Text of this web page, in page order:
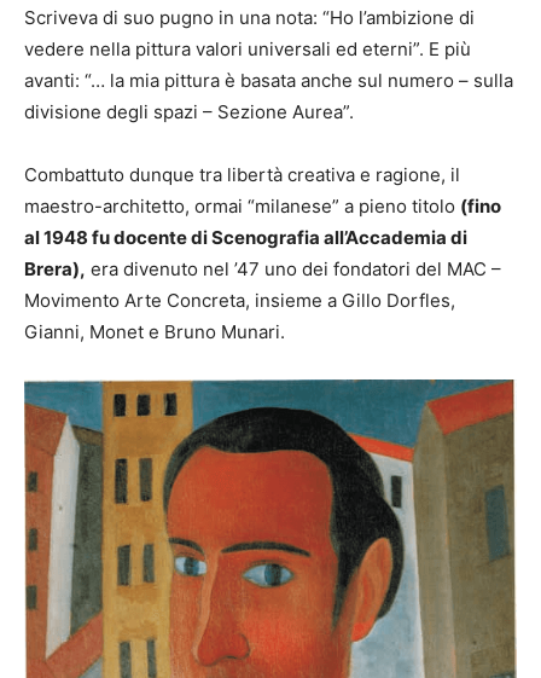
Scriveva di suo pugno in una nota: “Ho l’ambizione di
vedere nella pittura valori universali ed eterni”. E più
avanti: “… la mia pittura è basata anche sul numero – sulla
divisione degli spazi – Sezione Aurea”.
Combattuto dunque tra libertà creativa e ragione, il
maestro-architetto, ormai “milanese” a pieno titolo (fino
al 1948 fu docente di Scenografia all’Accademia di
Brera), era divenuto nel ’47 uno dei fondatori del MAC –
Movimento Arte Concreta, insieme a Gillo Dorfles,
Gianni, Monet e Bruno Munari.